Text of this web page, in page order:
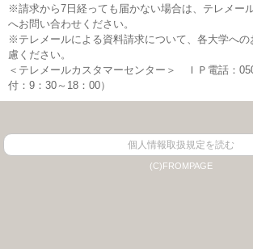
※請求から7日経っても届かない場合は、テレメー
へお問い合わせください。
※テレメールによる資料請求について、各大学への
慮ください。
＜テレメールカスタマーセンター＞ ＩＰ電話：
付：9：30～18：00）
個人情報取扱規定を読む
(C)FROMPAGE